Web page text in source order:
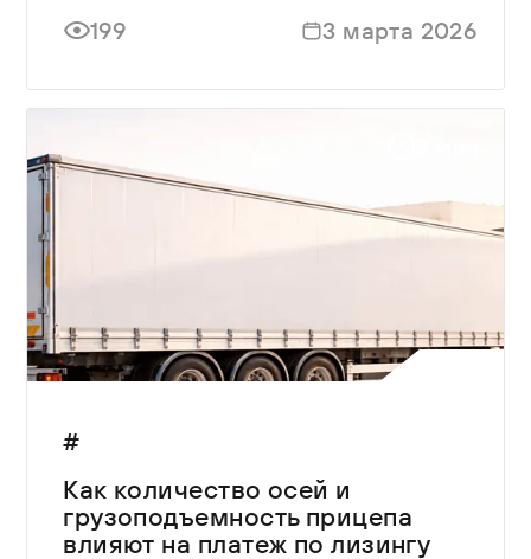
199
3 марта 2026
#
Как количество осей и
грузоподъемность прицепа
влияют на платеж по лизингу